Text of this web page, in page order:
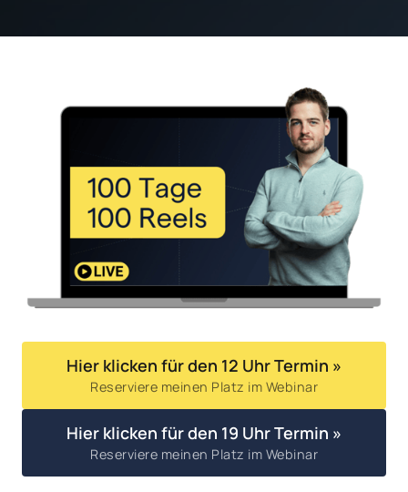
Hier klicken für den 12 Uhr Termin »
Reserviere meinen Platz im Webinar
Hier klicken für den 19 Uhr Termin »
Reserviere meinen Platz im Webinar